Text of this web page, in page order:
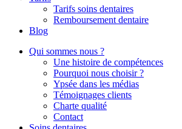
Tarifs soins dentaires
Remboursement dentaire
Blog
Qui sommes nous ?
Une histoire de compétences
Pourquoi nous choisir ?
Ypsée dans les médias
Témoignages clients
Charte qualité
Contact